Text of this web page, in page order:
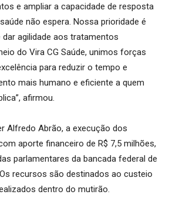
e ampliar a capacidade de resposta
não espera. Nossa prioridade é
agilidade aos tratamentos
do Vira CG Saúde, unimos forças
para reduzir o tempo e
mais humano e eficiente a quem
afirmou.
Alfredo Abrão, a execução dos
aporte financeiro de R$ 7,5 milhões,
parlamentares da bancada federal de
recursos são destinados ao custeio
dentro do mutirão.